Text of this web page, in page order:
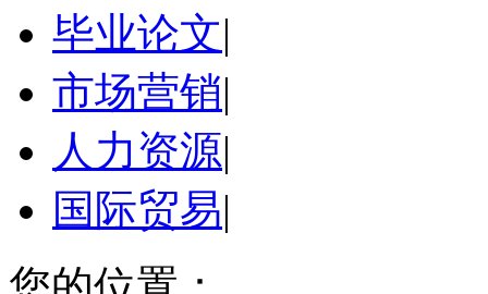
毕业论文|
市场营销|
人力资源|
国际贸易|